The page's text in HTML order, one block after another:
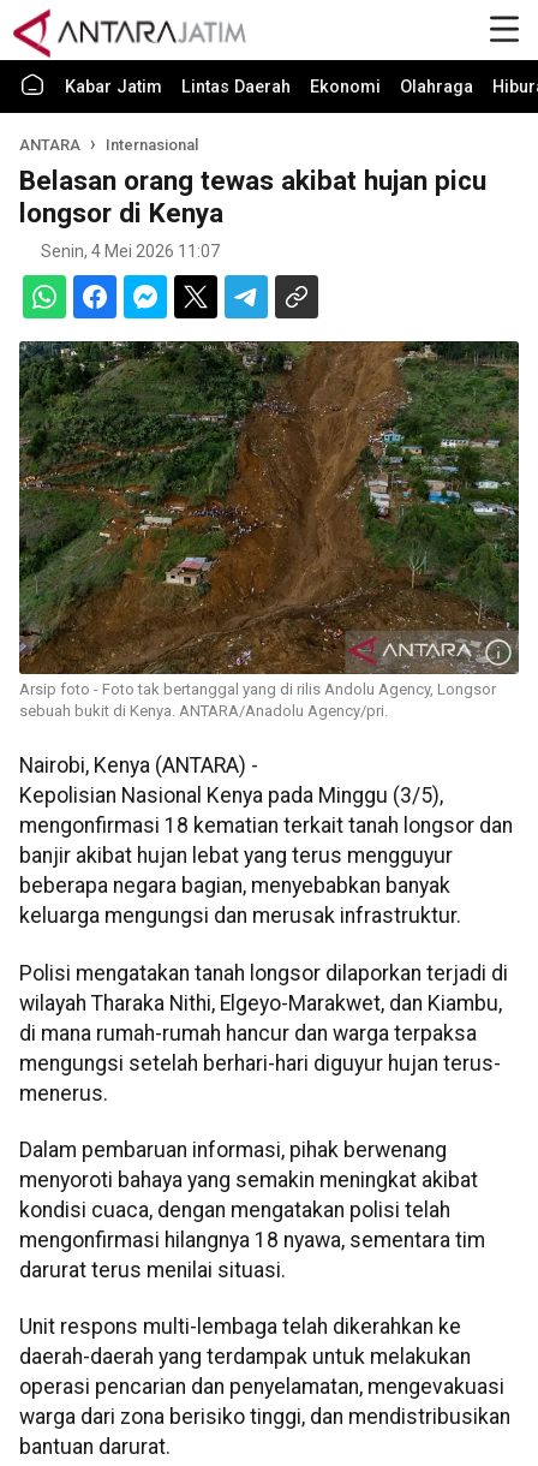
Kabar Jatim Lintas Daerah Ekonomi Olahraga
ANTARA Internasional
Belasan orang tewas akibat hujan picu
longsor di Kenya
Senin, 4 Mei 2026 11:07
Arsip foto - Foto tak bertanggal yang di rilis Andolu Agency, Longsor
sebuah bukit di Kenya. ANTARA/Anadolu Agency/pri.
Nairobi, Kenya (ANTARA) -
Kepolisian Nasional Kenya pada Minggu (3/5),
mengonfirmasi 18 kematian terkait tanah longsor dan
banjir akibat hujan lebat yang terus mengguyur
beberapa negara bagian, menyebabkan banyak
keluarga mengungsi dan merusak infrastruktur.
Polisi mengatakan tanah longsor dilaporkan terjadi di
wilayah Tharaka Nithi, Elgeyo-Marakwet, dan Kiambu,
di mana rumah-rumah hancur dan warga terpaksa
mengungsi setelah berhari-hari diguyur hujan terus-
menerus.
Dalam pembaruan informasi, pihak berwenang
menyoroti bahaya yang semakin meningkat akibat
kondisi cuaca, dengan mengatakan polisi telah
mengonfirmasi hilangnya 18 nyawa, sementara tim
darurat terus menilai situasi.
Unit respons multi-lembaga telah dikerahkan ke
daerah-daerah yang terdampak untuk melakukan
operasi pencarian dan penyelamatan, mengevakuasi
warga dari zona berisiko tinggi, dan mendistribusikan
bantuan darurat.